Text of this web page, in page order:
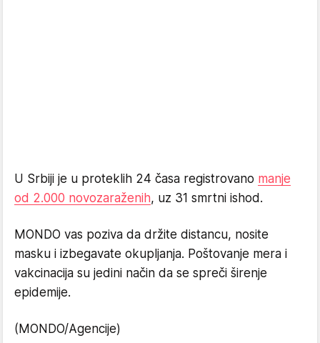
U Srbiji je u proteklih 24 časa registrovano manje
od 2.000 novozaraženih, uz 31 smrtni ishod.
MONDO vas poziva da držite distancu, nosite
masku i izbegavate okupljanja. Poštovanje mera i
vakcinacija su jedini način da se spreči širenje
epidemije.
(MONDO/Agencije)